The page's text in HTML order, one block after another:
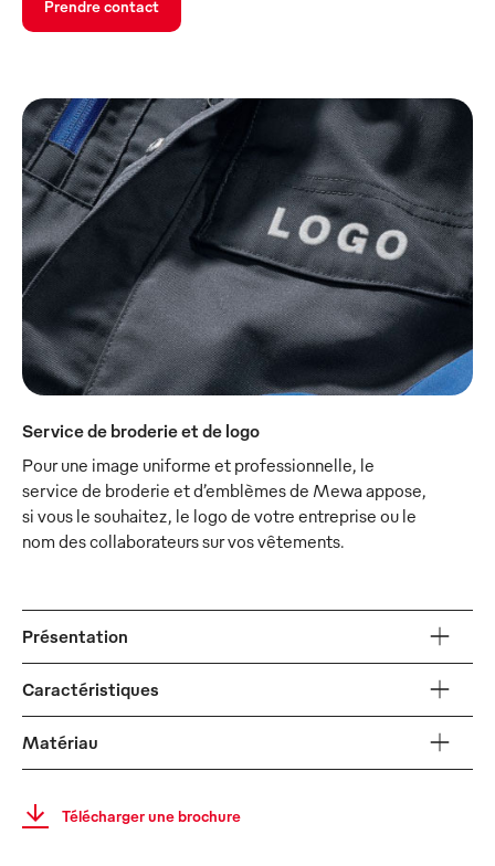
Prendre contact
Service de broderie et de logo
Pour une image uniforme et professionnelle, le
service de broderie et d’emblèmes de Mewa appose,
si vous le souhaitez, le logo de votre entreprise ou le
nom des collaborateurs sur vos vêtements.
Présentation
Caractéristiques
Matériau
Télécharger une brochure